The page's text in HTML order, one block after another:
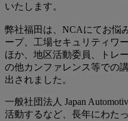
いたします。
弊社福田は、NCAにてお悩
ープ、工場セキュリティワ
ほか、地区活動委員、トレ
の他カンファレンス等での
出されました。
一般社団法人 Japan
活動するなど、長年にわた